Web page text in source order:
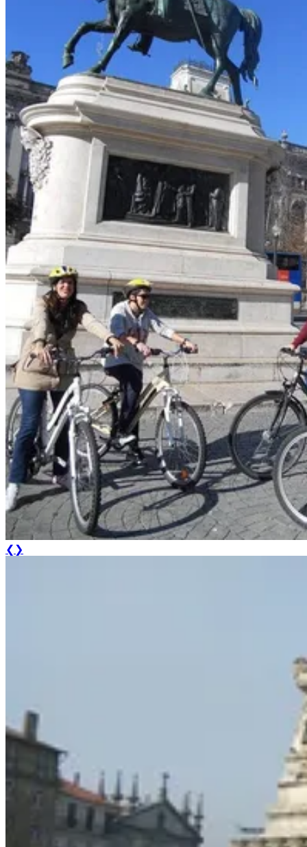
Costa Prata - Rota Atlântica Portuguesa - Top Bike Tours
8 Dias|2/5
❮ ❯